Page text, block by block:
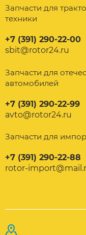
Запчасти для
техники
+7 (391) 290-22-00
sbit@rotor24.ru
Запчасти для
автомобилей
+7 (391) 290-22-99
avto@rotor24.ru
Запчасти для
+7 (391) 290-22-88
rotor-